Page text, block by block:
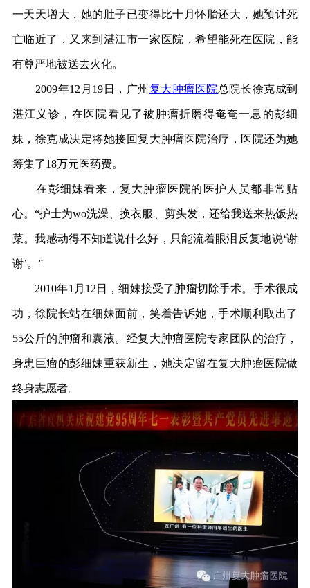
一天天增大，她的肚子已变得比十月怀胎还大，她预计死
亡临近了，又来到湛江市一家医院，希望能死在医院，能
有尊严地被送去火化。
2009年12月19日，广州 复大肿瘤医院总院长徐克成到
湛江义诊，在医院看见了被肿瘤折磨得奄奄一息的彭细
妹，徐克成决定将她接回复大肿瘤医院治疗，医院还为她
筹集了18万元医药费。
在彭细妹看来，复大肿瘤医院的医护人员都非常贴
心。“护士为wo洗澡、换衣服、剪头发，还给我送来热饭热
菜。我感动得不知道说什么好，只能流着眼泪反复地说‘谢
谢’。”
2010年1月12日，细妹接受了肿瘤切除手术。手术很成
功，徐院长站在细妹面前，笑着告诉她，手术顺利取出了
55公斤的肿瘤和囊液。经复大肿瘤医院专家团队的治疗，
身患巨瘤的彭细妹重获新生，她决定留在复大肿瘤医院做
终身志愿者。